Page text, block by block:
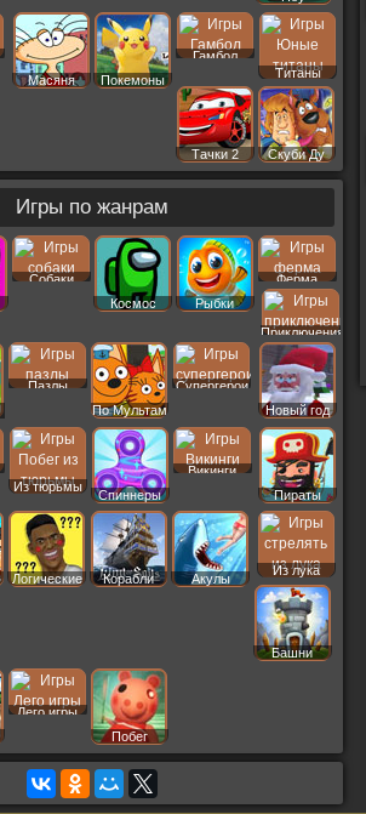
Масяня
Покемоны
Гамбол
Титаны
Тачки 2 Скуби Ду
Игры по жанрам
Собаки
Космос
Рыбки
Ферма
Приключения
Пазлы
По Мультам
Супергерои
Новый год
Из тюрьмы
Спиннеры
Викинги
Пираты
Логические Корабли Акулы
Из лука
Башни
Лего игры
Побег